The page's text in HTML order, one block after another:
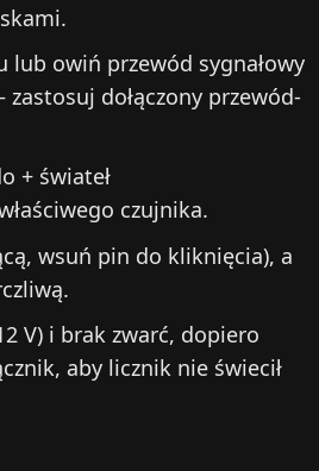
lub owiń przewód sygnałowy
dołączony przewód-
+ świateł
czujnika.
wsuń pin do kliknięcia), a
V) i brak zwarć, dopiero
aby licznik nie świecił